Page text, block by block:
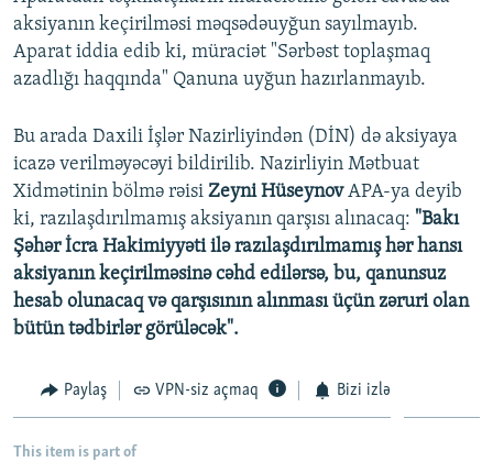
aksiyanın keçirilməsi məqsədəuyğun sayılmayıb.
Aparat iddia edib ki, müraciət "Sərbəst toplaşmaq
azadlığı haqqında" Qanuna uyğun hazırlanmayıb.
Bu arada Daxili İşlər Nazirliyindən (DİN) də aksiyaya
icazə verilməyəcəyi bildirilib. Nazirliyin Mətbuat
Xidmətinin bölmə rəisi Zeyni HüseynovAPA-ya deyib
ki, razılaşdırılmamış aksiyanın qarşısı alınacaq: "Bakı
Şəhər İcra Hakimiyyəti ilə razılaşdırılmamış hər hansı
aksiyanın keçirilməsinə cəhd edilərsə, bu, qanunsuz
hesab olunacaq və qarşısının alınması üçün zəruri olan
bütün tədbirlər görüləcək".
Paylaş VPN-siz açmaq Bizi izlə
This item is part of